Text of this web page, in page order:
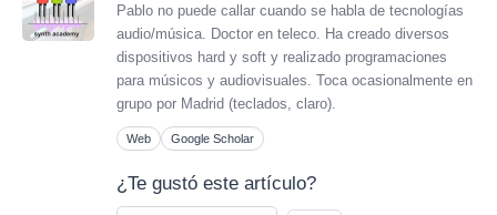
Pablo no puede callar cuando se habla de tecnologías
audio/música. Doctor en teleco. Ha creado diversos
dispositivos hard y soft y realizado programaciones
para músicos y audiovisuales. Toca ocasionalmente en
grupo por Madrid (teclados, claro).
Web Google Scholar
¿Te gustó este artículo?